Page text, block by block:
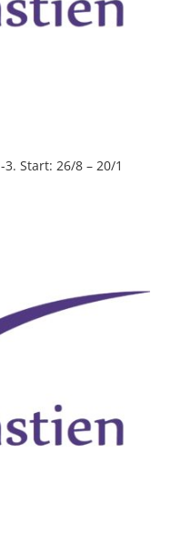
Start: 26/8 – 20/1